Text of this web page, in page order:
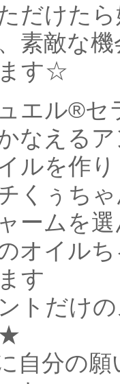
だけた
素敵な
す☆
エル®︎セ
なえる
ルを作り
くぅち
ームを
オイル
す
トだけ
★
自分の